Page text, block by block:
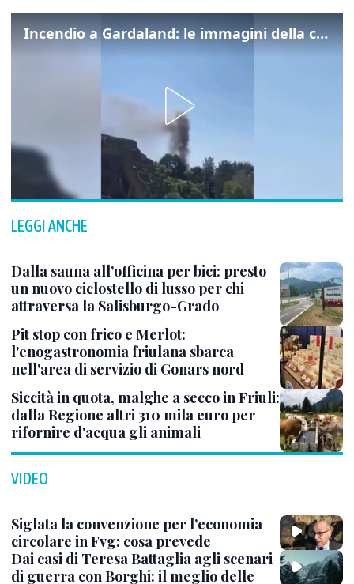
Incendio a Gardaland: le immagini della colonna di fumo
LEGGI ANCHE
Dalla sauna all’officina per bici: presto
un nuovo ciclostello di lusso per chi
attraversa la Salisburgo-Grado
Pit stop con frico e Merlot:
l'enogastronomia friulana sbarca
nell'area di servizio di Gonars nord
Siccità in quota, malghe a secco in Friuli:
dalla Regione altri 310 mila euro per
rifornire d'acqua gli animali
VIDEO
Siglata la convenzione per l’economia
circolare in Fvg: cosa prevede
Dai casi di Teresa Battaglia agli scenari
di guerra con Borghi: il meglio delle